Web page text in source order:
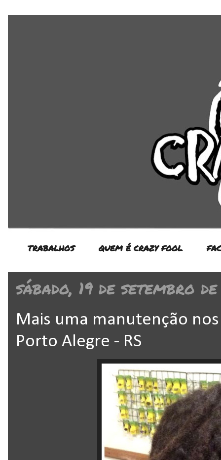
TRABALHOS QUEM É CRAZY FOOL
sábado, 19 de setembro
Mais uma manutenção
Porto Alegre - RS